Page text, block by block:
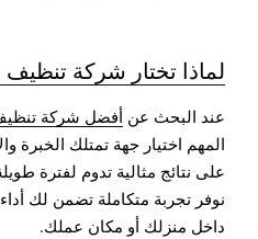
لماذا تختار شركة
عند البحث عن أفضل شركة
المهم اختيار جهة تمتلك الخبرة
على نتائج مثالية تدوم لفترة
نوفر تجربة متكاملة تضمن لك
داخل منزلك أو مكان عملك.